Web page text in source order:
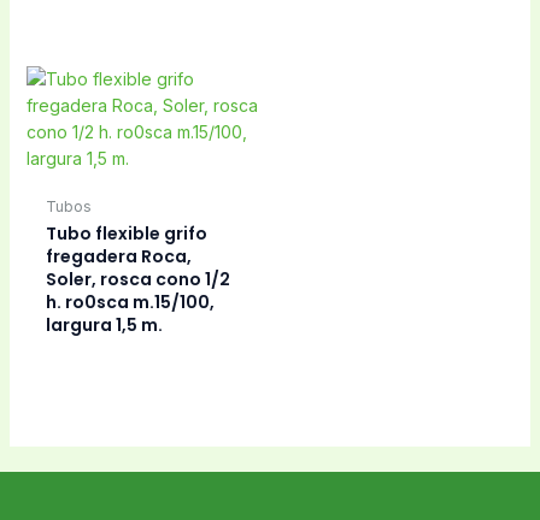
Tubos
Tubo flexible grifo
fregadera Roca,
Soler, rosca cono 1/2
h. ro0sca m.15/100,
largura 1,5 m.